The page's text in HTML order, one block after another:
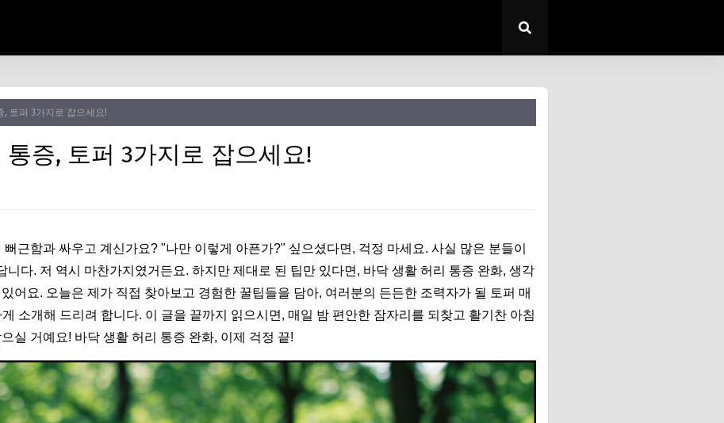
, 토퍼 3가지로 잡으세요!
증, 토퍼 3가지로 잡으세요!
근함과 싸우고 계신가요? "나만 이렇게 아픈가?" 싶으셨다면, 걱정 마세요. 사실 많은 분들이
니다. 저 역시 마찬가지였거든요. 하지만 제대로 된 팁만 있다면, 바닥 생활 허리 통증 완화, 생각
어요. 오늘은 제가 직접 찾아보고 경험한 꿀팁들을 담아, 여러분의 든든한 조력자가 될 토퍼 매
소개해 드리려 합니다. 이 글을 끝까지 읽으시면, 매일 밤 편안한 잠자리를 되찾고 활기찬 아침
실 거예요! 바닥 생활 허리 통증 완화, 이제 걱정 끝!